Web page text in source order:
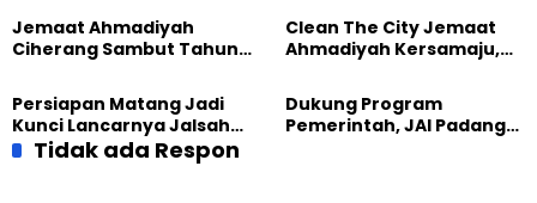
Meriahkan Event Lari
Jemaat Ahmadiyah
Ciherang Sambut Tahun
Aksi Kebersihan
Clean The City Jemaat
Ahmadiyah Kersamaju,
Persiapan Matang Jadi
Kunci Lancarnya Jalsah
Salanah 2025 di Bandung
Dukung Program
Pemerintah, JAI Padang
Tidak ada Respon